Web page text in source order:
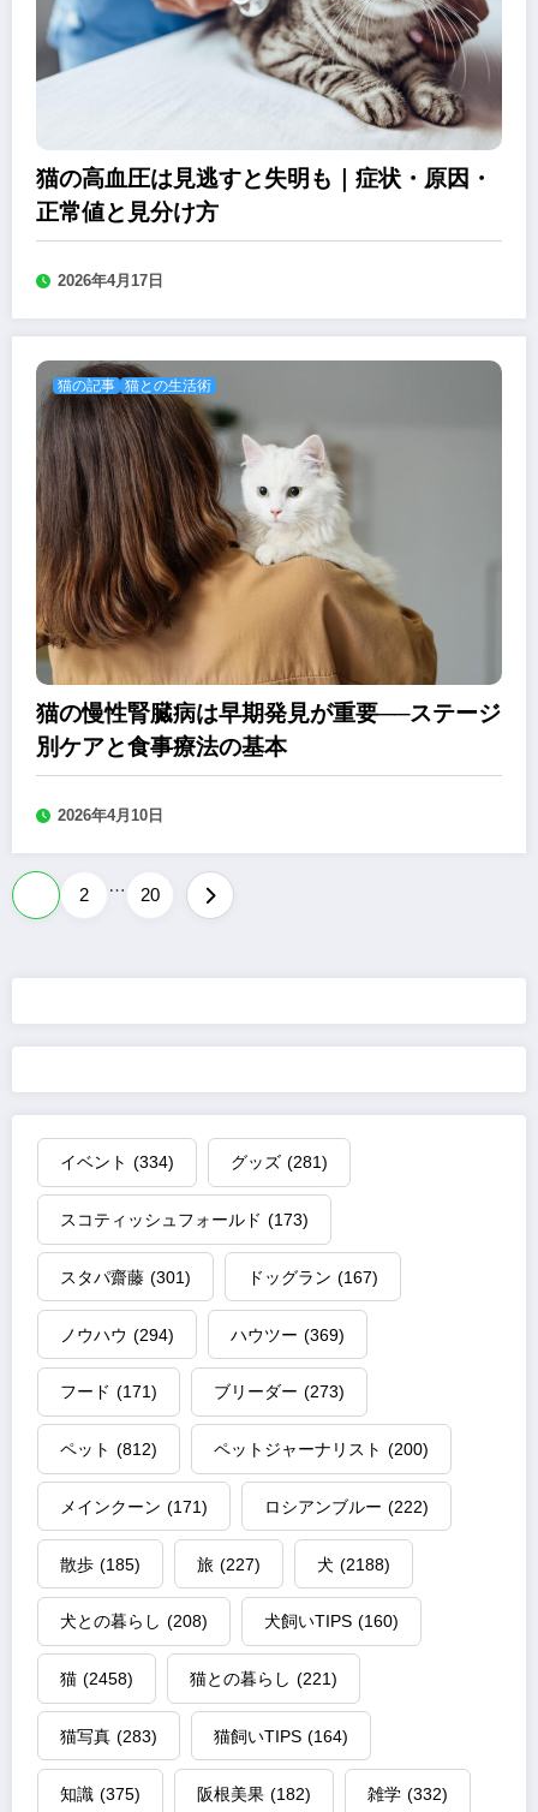
猫の高血圧は見逃すと失明も｜症状・原因・
正常値と見分け方
2026年4月17日
猫の記事 猫との生活術
猫の慢性腎臓病は早期発見が重要──ステージ
別ケアと食事療法の基本
2026年4月10日
投
ペ
ー
ジ
送
り
2 … 20
イベント (334) グッズ (281)
スコティッシュフォールド (173)
スタパ齋藤 (301) ドッグラン (167)
ノウハウ (294) ハウツー (369)
フード (171) ブリーダー (273)
ペット (812) ペットジャーナリスト (200)
メインクーン (171) ロシアンブルー (222)
散歩 (185) 旅 (227) 犬 (2188)
犬との暮らし (208) 犬飼いTIPS (160)
猫 (2458) 猫との暮らし (221)
猫写真 (283) 猫飼いTIPS (164)
知識 (375) 阪根美果 (182) 雑学 (332)